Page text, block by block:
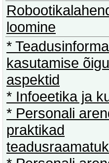
loomine
*
kasutamise
aspektid
* Infoeetika ja
* Personali
praktikad